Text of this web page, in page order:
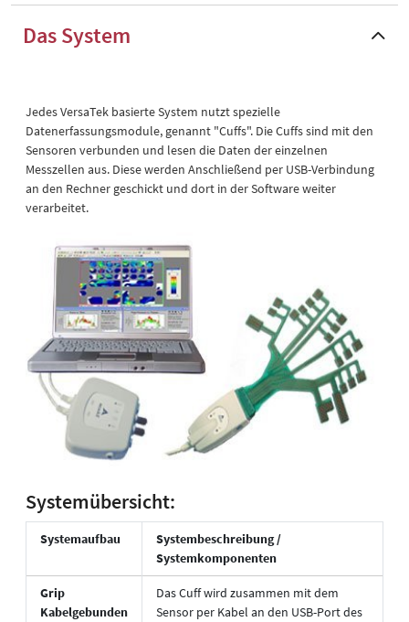
Das System
Jedes VersaTek basierte System nutzt spezielle
Datenerfassungsmodule, genannt "Cuffs". Die Cuffs sind mit den
Sensoren verbunden und lesen die Daten der einzelnen
Messzellen aus. Diese werden Anschließend per USB-Verbindung
an den Rechner geschickt und dort in der Software weiter
verarbeitet.
Systemübersicht:
Systemaufbau
Systembeschreibung /
Systemkomponenten
Grip
Kabelgebunden
Das Cuff wird zusammen mit dem
Sensor per Kabel an den USB-Port des